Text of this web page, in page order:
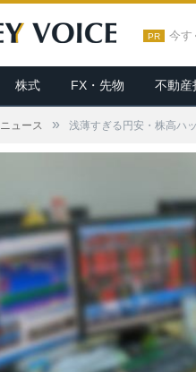
PR 今す
株式 FX・先物 不動産
ニュース » 浅薄すぎる円安・株高ハ